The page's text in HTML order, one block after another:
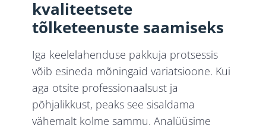
kvaliteetsete
tõlketeenuste saamiseks
Iga keelelahenduse pakkuja protsessis
võib esineda mõningaid variatsioone. Kui
aga otsite professionaalsust ja
põhjalikkust, peaks see sisaldama
vähemalt kolme sammu. Analüüsime